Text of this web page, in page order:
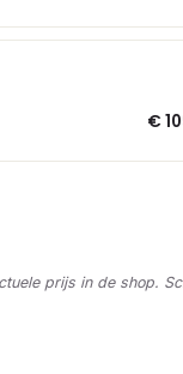
€
prijs in de shop.